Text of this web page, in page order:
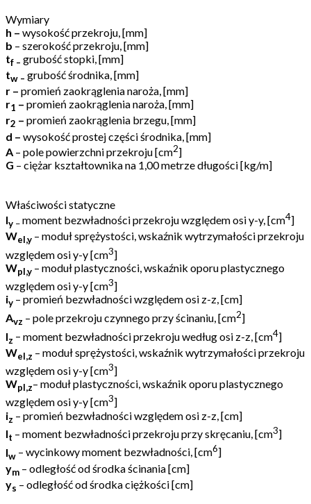
Wymiary
h – wysokość przekroju, [mm]
b – szerokość przekroju, [mm]
tf – grubość stopki, [mm]
tw – grubość środnika, [mm]
r – promień zaokrąglenia naroża, [mm]
r1 – promień zaokrąglenia naroża, [mm]
r2 – promień zaokrąglenia brzegu, [mm]
d – wysokość prostej części środnika, [mm]
A – pole powierzchni przekroju [cm2]
G – ciężar kształtownika na 1,00 metrze długości [kg/m]
Właściwości statyczne
Iy –moment bezwładności przekroju względem osi y-y, [cm4]
Wel,y – moduł sprężystości, wskaźnik wytrzymałości przekroju
względem osi y-y [cm3]
Wpl,y – moduł plastyczności, wskaźnik oporu plastycznego
względem osi y-y [cm3]
iy – promień bezwładności względem osi z-z, [cm]
Avz – pole przekroju czynnego przy ścinaniu, [cm2]
Iz – moment bezwładności przekroju według osi z-z, [cm4]
Wel,z – moduł sprężystości, wskaźnik wytrzymałości przekroju
względem osi y-y [cm3]
Wpl,z– moduł plastyczności, wskaźnik oporu plastycznego
względem osi y-y [cm3]
iz – promień bezwładnościwzględem osi z-z, [cm]
It – moment bezwładności przekroju przy skręcaniu, [cm3]
Iw – wycinkowy moment bezwładności, [cm6]
ym – odległość od środka ścinania [cm]
ys – odległość od środka ciężkości [cm]